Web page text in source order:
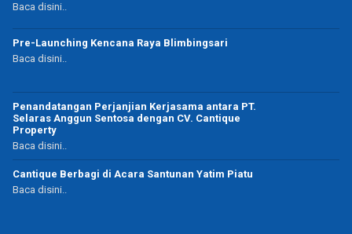
Baca disini..
Pre-Launching Kencana Raya Blimbingsari
Baca disini..
Penandatangan Perjanjian Kerjasama antara PT.
Selaras Anggun Sentosa dengan CV. Cantique
Property
Baca disini..
Cantique Berbagi di Acara Santunan Yatim Piatu
Baca disini..